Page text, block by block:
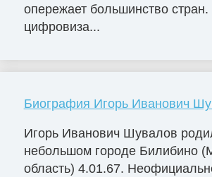
опережает большинство
цифровиза...
Биография Игорь Иванович
Игорь Иванович Шувалов
небольшом городе Билибино
область) 4.01.67.